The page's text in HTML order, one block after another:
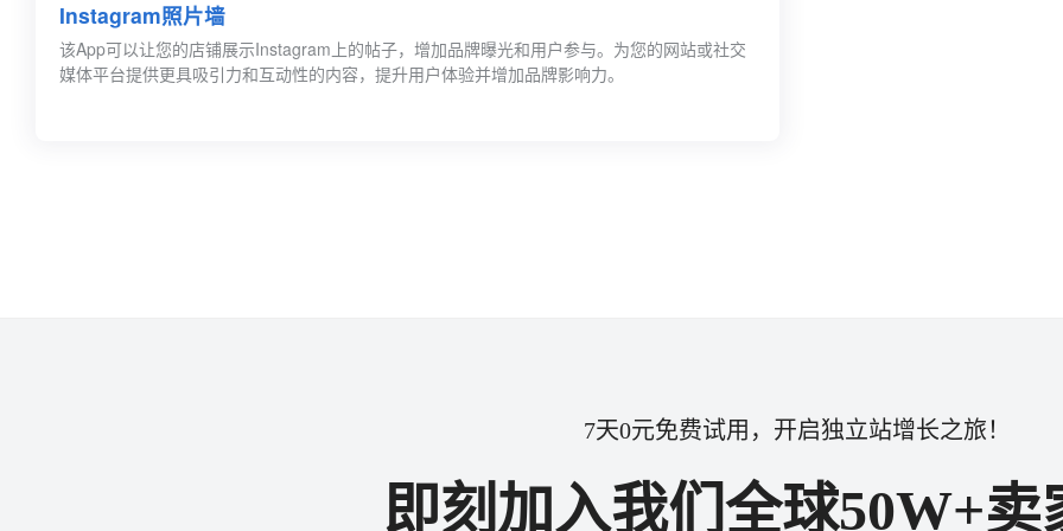
Instagram照片墙
该App可以让您的店铺展示Instagram上的帖子，增加品牌曝光和用户参与。为您的网站或社交
媒体平台提供更具吸引力和互动性的内容，提升用户体验并增加品牌影响力。
7天0元免费试用，开启独立站增长之旅！
即刻加入我们全球50W+卖